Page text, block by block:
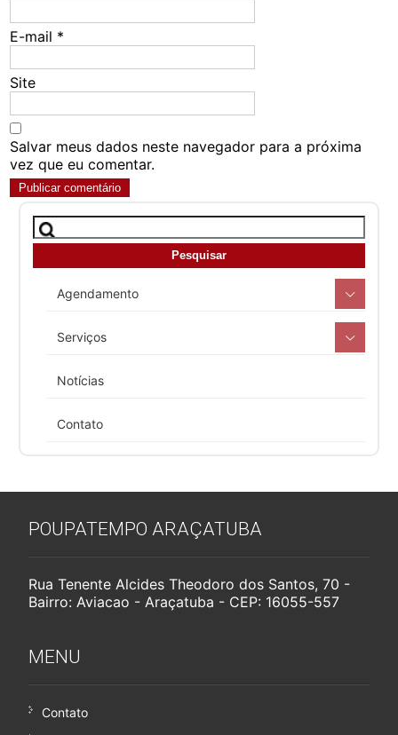
E-mail *
Site
Salvar meus dados neste navegador para a próxima
vez que eu comentar.
Agendamento
Serviços
Notícias
Contato
POUPATEMPO ARAÇATUBA
Rua Tenente Alcides Theodoro dos Santos, 70 -
Bairro: Aviacao - Araçatuba - CEP: 16055-557
MENU
Contato